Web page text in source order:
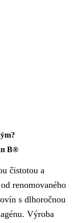
B®
čistotou a
renomovaného
s dlhoročnou
Výroba